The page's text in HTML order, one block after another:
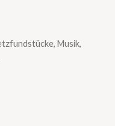
Musik,